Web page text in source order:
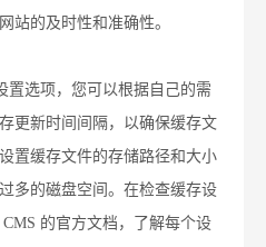
站的及时性和准确性。
置选项，您可以根据自己的需
更新时间间隔，以确保缓存文
置缓存文件的存储路径和大小
多的磁盘空间。在检查缓存设
的官方文档，了解每个设